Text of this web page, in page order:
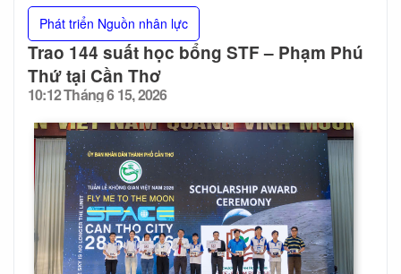
Phát triển Nguồn nhân lực
Trao 144 suất học bổng STF – Phạm Phú
Thứ tại Cần Thơ
Posted
on
10:12 Tháng 6 15, 2026